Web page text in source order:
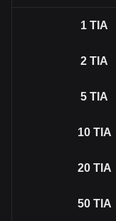
1 TIA
2 TIA
5 TIA
10 TIA
20 TIA
50 TIA